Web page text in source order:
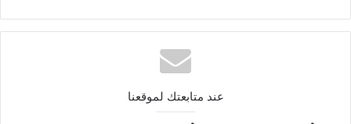
عند متابعتك لموقعنا